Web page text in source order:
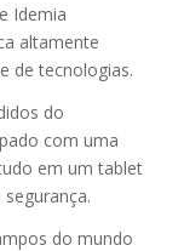
Idemia
altamente
de tecnologias.
do
com uma
em um tablet
do mundo